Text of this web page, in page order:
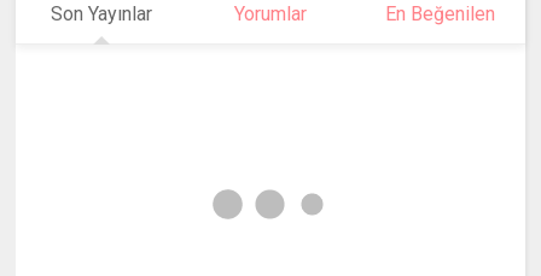
Son Yayınlar Yorumlar En Beğenilen